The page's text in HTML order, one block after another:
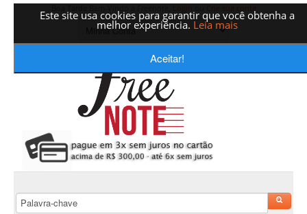
Este site usa cookies para garantir que você obtenha a
melhor experiência. Leia mais
Aceitar!